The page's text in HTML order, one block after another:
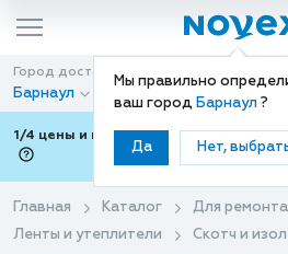
Мы правильно
ваш город Барнаул ?
Да Нет,
Город доставки
Барнаул
1/4 цены и покупки ваши с Подели
Главная Каталог
Для ремонта
Ленты и утеплители
Скотч и